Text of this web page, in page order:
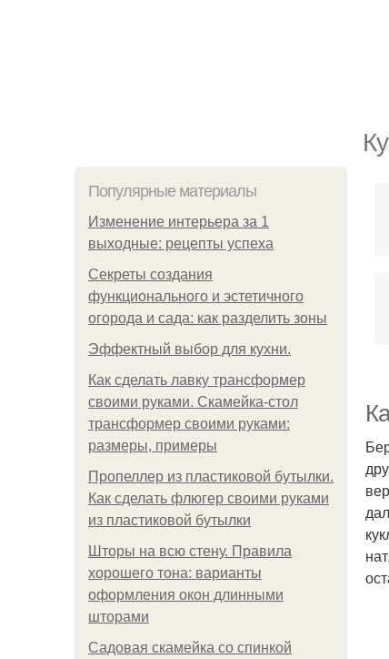
Популярные материалы
Изменение интерьера за 1
выходные: рецепты успеха
Секреты создания
функционального и эстетичного
огорода и сада: как разделить зоны
Эффектный выбор для кухни.
Как сделать лавку трансформер
своими руками. Скамейка-стол
трансформер своими руками:
размеры, примеры
Пропеллер из пластиковой бутылки.
Как сделать флюгер своими руками
из пластиковой бутылки
Шторы на всю стену. Правила
хорошего тона: варианты
оформления окон длинными
шторами
Садовая скамейка со спинкой